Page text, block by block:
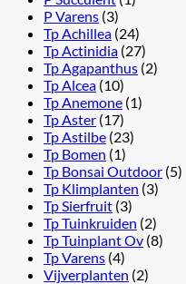
P Varens (3)
Tp Achillea (24)
Tp Actinidia (27)
Tp Agapanthus (2)
Tp Alcea (10)
Tp Anemone (1)
Tp Aster (17)
Tp Astilbe (23)
Tp Bomen (1)
Tp Bonsai Outdoor (5)
Tp Klimplanten (3)
Tp Sierfruit (3)
Tp Tuinkruiden (2)
Tp Tuinplant Ov (8)
Tp Varens (4)
Vijverplanten (2)